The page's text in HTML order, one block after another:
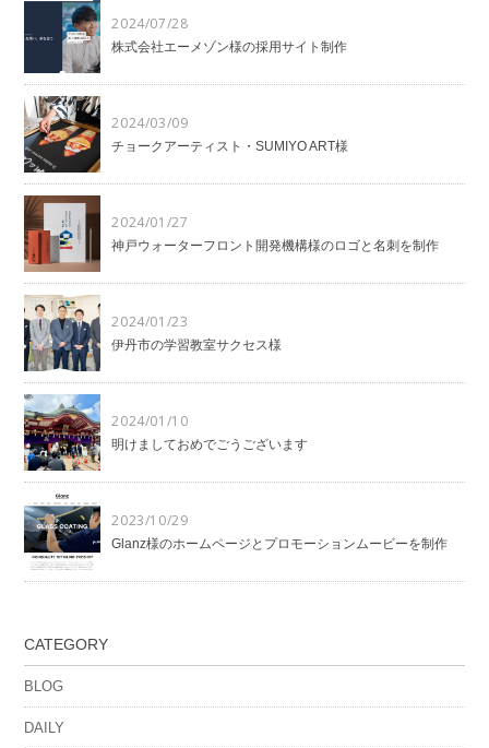
2024/07/28
株式会社エーメゾン様の採用サイト制作
2024/03/09
チョークアーティスト・SUMIYO ART様
2024/01/27
神戸ウォーターフロント開発機構様のロゴと名刺を制作
2024/01/23
伊丹市の学習教室サクセス様
2024/01/10
明けましておめでごうございます
2023/10/29
Glanz様のホームページとプロモーションムービーを制作
CATEGORY
BLOG
DAILY